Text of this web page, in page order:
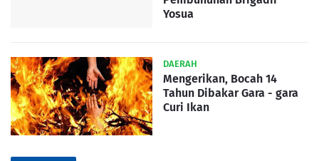
Yosua
DAERAH
Mengerikan, Bocah 14
Tahun Dibakar Gara - gara
Curi Ikan